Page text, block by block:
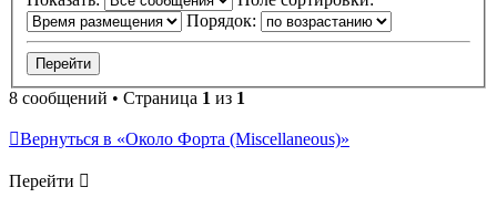
Порядок:
8 сообщений • Страница 1 из 1
Вернуться в «Около Форта (Miscellaneous)»
Перейти